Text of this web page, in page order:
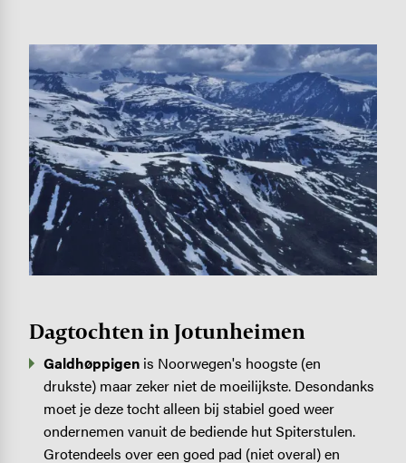
Image
Dagtochten in Jotunheimen
Galdhøppigen is Noorwegen's hoogste (en
drukste) maar zeker niet de moeilijkste. Desondanks
moet je deze tocht alleen bij stabiel goed weer
ondernemen vanuit de bediende hut Spiterstulen.
Grotendeels over een goed pad (niet overal) en